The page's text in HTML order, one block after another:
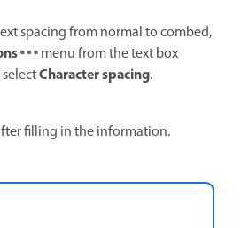
spacing from normal to combed,
menu from the text box
Character spacing.
filling in the information.